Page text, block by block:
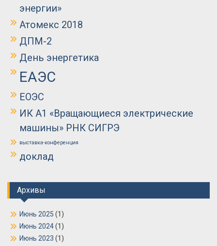
энергии»
Атомекс 2018
ДПМ-2
День энергетика
ЕАЭС
ЕОЭС
ИК А1 «Вращающиеся электрические
машины» РНК СИГРЭ
выставка-конференция
доклад
Архивы
Июнь 2025 (1)
Июнь 2024(1)
Июнь 2023 (1)